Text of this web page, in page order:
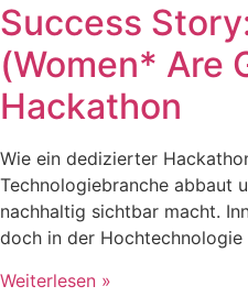
Success
(Women* Are
Hackathon
Wie ein dedizierter
Technologiebranche abbaut
nachhaltig sichtbar macht.
doch in der Hochtechnologie
Weiterlesen »